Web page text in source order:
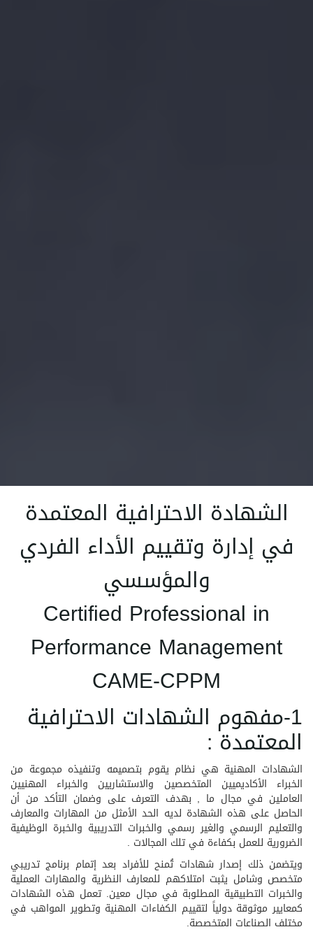
الشهادة الاحترافية المعتمدة
في إدارة وتقييم الأداء الفردي
والمؤسسي
Certified Professional in
Performance Management
CAME-CPPM
1-مفهوم الشهادات الاحترافية
المعتمدة :
الشهادات المهنية هي نظام يقوم بتصميمه وتنفيذه مجموعة من
الخبراء الأكاديميين المتخصصين والاستشاريين والخبراء المهنيين
العاملين في مجال ما , بهدف التعرف على وضمان التأكد من أن
الحاصل على هذه الشهادة لديه الحد الأمثل من المهارات والمعارف
والتعليم الرسمي والغير رسمي والخبرات التدريبية والخبرة الوظيفية
الضرورية للعمل بكفاءة في تلك المجالات .
ويتضمن ذلك إصدار شهادات تُمنح للأفراد بعد إتمام برنامج تدريبي
متخصص وشامل يثبت امتلاكهم للمعارف النظرية والمهارات العملية
والخبرات التطبيقية المطلوبة في مجال معين. تعمل هذه الشهادات
كمعايير موثوقة دولياً لتقييم الكفاءات المهنية وتطوير المواهب في
مختلف الصناعات المتخصصة.